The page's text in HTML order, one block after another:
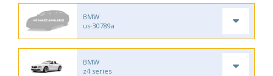
BMW
us-30789a
BMW
z4 series